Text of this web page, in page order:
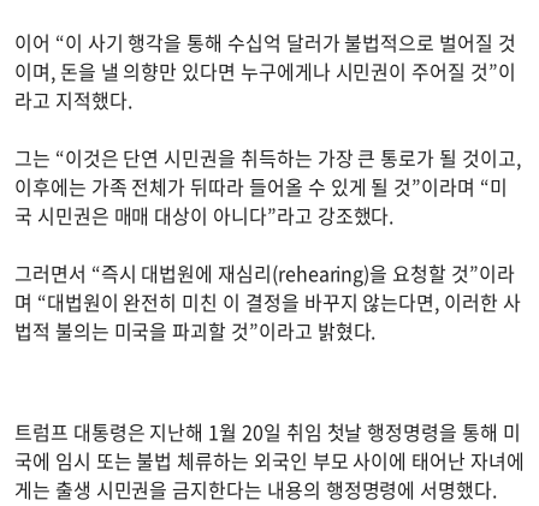
이어 “이 사기 행각을 통해 수십억 달러가 불법적으로 벌어질 것
이며, 돈을 낼 의향만 있다면 누구에게나 시민권이 주어질 것”이
라고 지적했다.
그는 “이것은 단연 시민권을 취득하는 가장 큰 통로가 될 것이고,
이후에는 가족 전체가 뒤따라 들어올 수 있게 될 것”이라며 “미
국 시민권은 매매 대상이 아니다”라고 강조했다.
그러면서 “즉시 대법원에 재심리(rehearing)을 요청할 것”이라
며 “대법원이 완전히 미친 이 결정을 바꾸지 않는다면, 이러한 사
법적 불의는 미국을 파괴할 것”이라고 밝혔다.
트럼프 대통령은 지난해 1월 20일 취임 첫날 행정명령을 통해 미
국에 임시 또는 불법 체류하는 외국인 부모 사이에 태어난 자녀에
게는 출생 시민권을 금지한다는 내용의 행정명령에 서명했다.